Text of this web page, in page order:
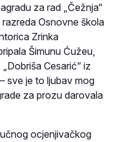
za rad „Čežnja“
Osnovne škola
Zrinka
Šimunu Ćužeu,
Cesarić“ iz
sve je to ljubav mog
za prozu darovala
ocjenjivačkog